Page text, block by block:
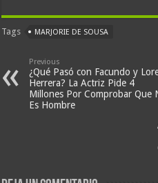
Tags MARJORIE DE SOUSA
Previous
¿Qué Pasó con Facundo y
Herrera? La Actriz Pide 4
Millones Por Comprobar Que
Es Hombre